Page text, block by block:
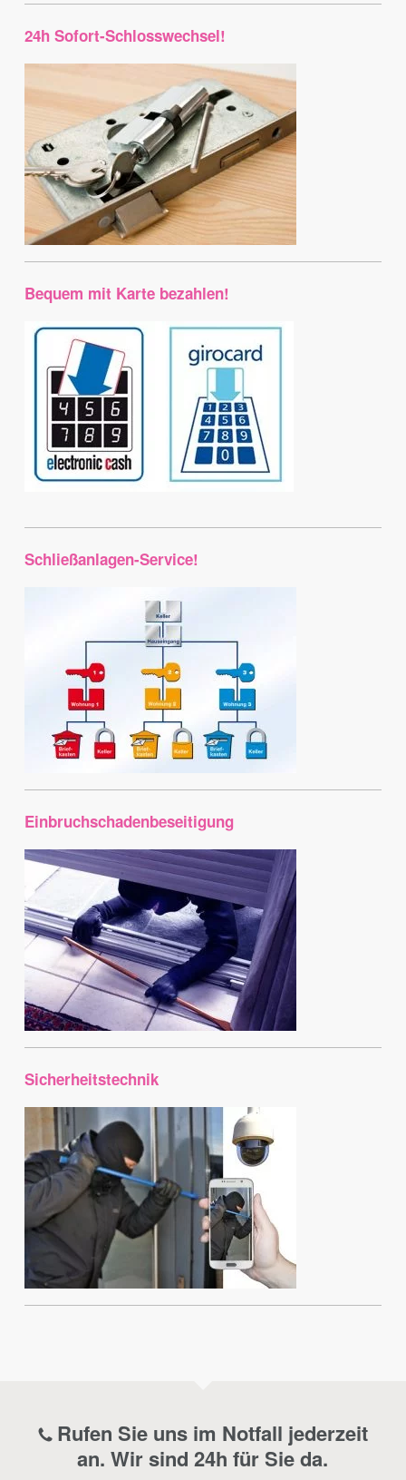
24h Sofort-Schlosswechsel!
Bequem mit Karte bezahlen!
Schließanlagen-Service!
Einbruchschadenbeseitigung
Sicherheitstechnik
Rufen Sie uns im Notfall jederzeit
an. Wir sind 24h für Sie da.